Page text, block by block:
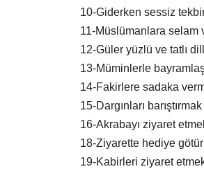
10-Giderken sessiz
11-Müslümanlara selam
12-Güler yüzlü ve tatlı
13-Müminlerle
14-Fakirlere sadaka
15-Dargınları barıştırmak
16-Akrabayı ziyaret
18-Ziyarette hediye
19-Kabirleri ziyaret